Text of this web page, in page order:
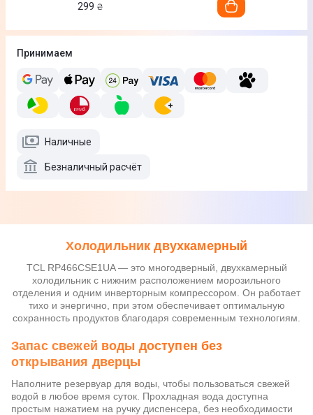
299 ₴
Принимаем
Наличные
Безналичный расчёт
Холодильник двухкамерный
TCL RP466CSE1UA — это многодверный, двухкамерный
холодильник с нижним расположением морозильного
отделения и одним инверторным компрессором. Он работает
тихо и энергично, при этом обеспечивает оптимальную
сохранность продуктов благодаря современным технологиям.
Запас свежей воды доступен без
открывания дверцы
Наполните резервуар для воды, чтобы пользоваться свежей
водой в любое время суток. Прохладная вода доступна
простым нажатием на ручку диспенсера, без необходимости